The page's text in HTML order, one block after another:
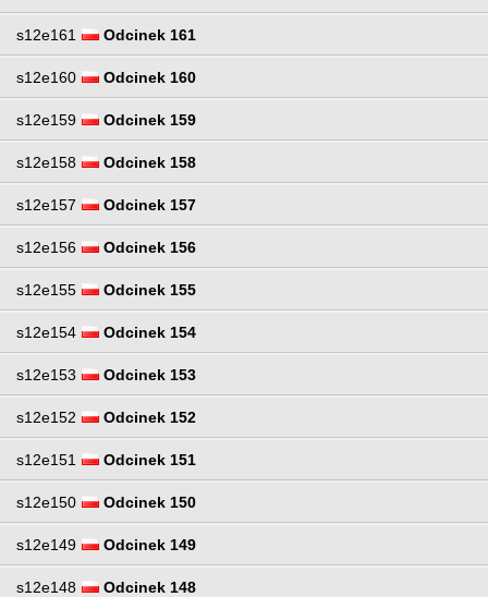
s12e161 Odcinek 161
s12e160 Odcinek 160
s12e159 Odcinek 159
s12e158 Odcinek 158
s12e157 Odcinek 157
s12e156 Odcinek 156
s12e155 Odcinek 155
s12e154 Odcinek 154
s12e153 Odcinek 153
s12e152 Odcinek 152
s12e151 Odcinek 151
s12e150 Odcinek 150
s12e149 Odcinek 149
s12e148 Odcinek 148